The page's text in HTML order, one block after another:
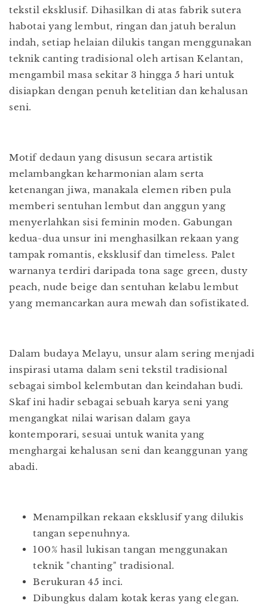
tekstil eksklusif. Dihasilkan di atas fabrik sutera
habotai yang lembut, ringan dan jatuh beralun
indah, setiap helaian dilukis tangan menggunakan
teknik canting tradisional oleh artisan Kelantan,
mengambil masa sekitar 3 hingga 5 hari untuk
disiapkan dengan penuh ketelitian dan kehalusan
seni.
Motif dedaun yang disusun secara artistik
melambangkan keharmonian alam serta
ketenangan jiwa, manakala elemen riben pula
memberi sentuhan lembut dan anggun yang
menyerlahkan sisi feminin moden. Gabungan
kedua-dua unsur ini menghasilkan rekaan yang
tampak romantis, eksklusif dan timeless. Palet
warnanya terdiri daripada tona sage green, dusty
peach, nude beige dan sentuhan kelabu lembut
yang memancarkan aura mewah dan sofistikated.
Dalam budaya Melayu, unsur alam sering menjadi
inspirasi utama dalam seni tekstil tradisional
sebagai simbol kelembutan dan keindahan budi.
Skaf ini hadir sebagai sebuah karya seni yang
mengangkat nilai warisan dalam gaya
kontemporari, sesuai untuk wanita yang
menghargai kehalusan seni dan keanggunan yang
abadi.
Menampilkan rekaan eksklusif yang dilukis
tangan sepenuhnya.
100% hasil lukisan tangan menggunakan
teknik "chanting" tradisional.
Berukuran 45 inci.
Dibungkus dalam kotak keras yang elegan.